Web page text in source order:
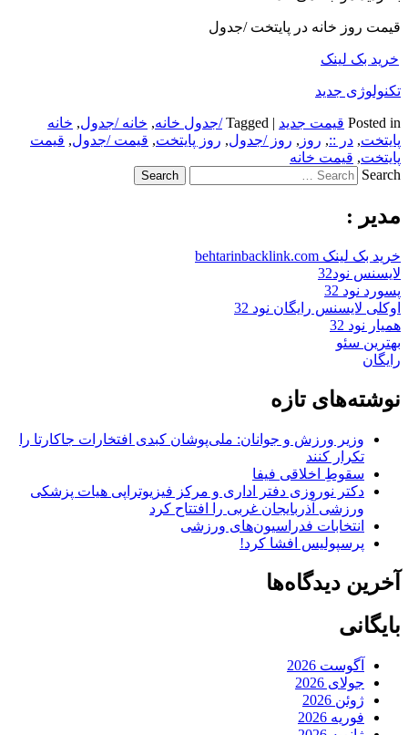
قیمت روز خانه در پایتخت /جدول
خرید بک لینک
تکنولوژی جدید
Posted in قیمت جدید |
Tagged /جدول خانه, خانه /جدول, خانه
پایتخت, در ::, روز , روز /جدول, روز پایتخت, قیمت /جدول, قیمت
پایتخت, قیمت خانه
Search
مدیر :
خرید بک لینک behtarinbacklink.com
لایسنس نود32
پسورد نود 32
اوکلی لایسنس رایگان نود 32
همیار نود 32
بهترین سئو
رایگان
نوشته‌های تازه
وزیر ورزش و جوانان: ملی‌پوشان کبدی افتخارات جاکارتا را
تکرار کنند
سقوطِ اخلاقی فیفا
دکتر نوروزی دفتر اداری و مرکز فیزیوتراپی هیات پزشکی
ورزشی آذربایجان غربی را افتتاح کرد
انتخابات فدراسیون‌های ورزشی
پرسپولیس افشا کرد!
آخرین دیدگاه‌ها
بایگانی
آگوست 2026
جولای 2026
ژوئن 2026
فوریه 2026